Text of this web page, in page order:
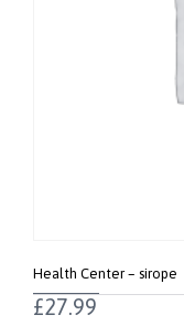
Health Center – sirope
£27.99